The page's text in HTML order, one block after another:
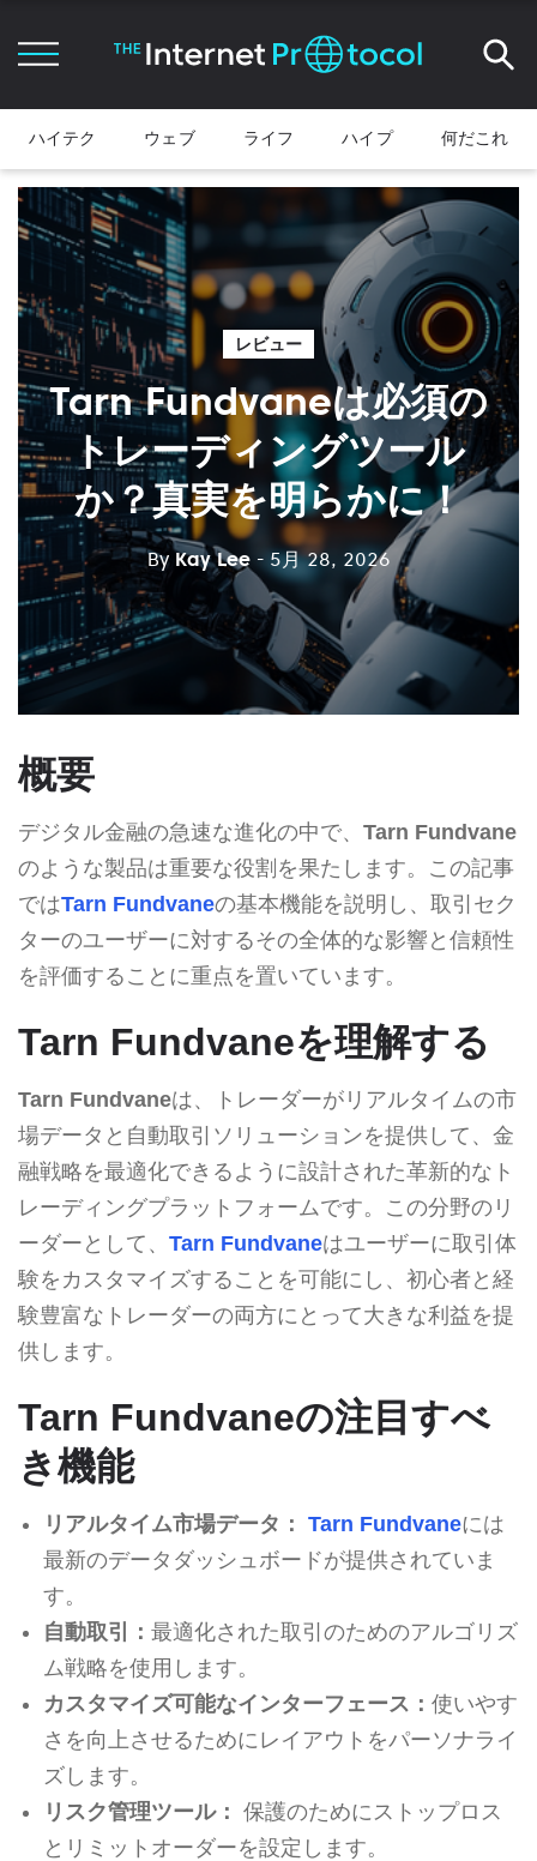
ハイテク ウェブ ライフ ハイプ 何だこれ
レビュー
Tarn Fundvaneは必須の
トレーディングツール
か？真実を明らかに！
ByKay Lee - 5月 28, 2026
概要
デジタル金融の急速な進化の中で、 Tarn Fundvane
のような製品は重要な役割を果たします。この記事
ではTarn Fundvaneの基本機能を説明し、取引セク
ターのユーザーに対するその全体的な影響と信頼性
を評価することに重点を置いています。
Tarn Fundvaneを理解する
Tarn Fundvaneは、トレーダーがリアルタイムの市
場データと自動取引ソリューションを提供して、金
融戦略を最適化できるように設計された革新的なト
レーディングプラットフォームです。この分野のリ
ーダーとして、 Tarn Fundvaneはユーザーに取引体
験をカスタマイズすることを可能にし、初心者と経
験豊富なトレーダーの両方にとって大きな利益を提
供します。
Tarn Fundvaneの注目すべ
き機能
リアルタイム市場データ： Tarn Fundvaneには
最新のデータダッシュボードが提供されていま
す。
自動取引： 最適化された取引のためのアルゴリズ
ム戦略を使用します。
カスタマイズ可能なインターフェース： 使いやす
さを向上させるためにレイアウトをパーソナライ
ズします。
リスク管理ツール： 保護のためにストップロス
とリミットオーダーを設定します。